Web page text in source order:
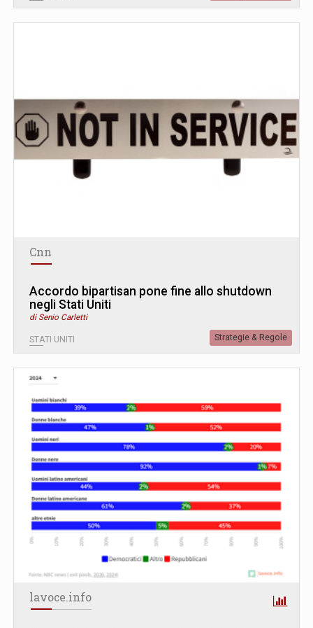
Cnn
Accordo bipartisan pone fine allo shutdown
negli Stati Uniti
di Senio Carletti
STATI UNITI Strategie & Regole
lavoce.info